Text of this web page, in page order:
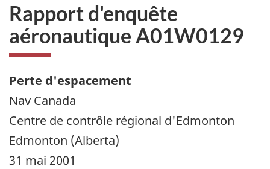
Rapport d'enquête
aéronautique A01W0129
Perte d'espacement
Nav Canada
Centre de contrôle régional d'Edmonton
Edmonton (Alberta)
31 mai 2001